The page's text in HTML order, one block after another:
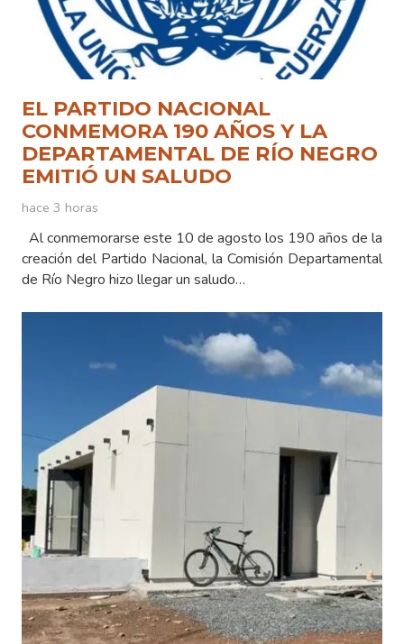
EL PARTIDO NACIONAL
CONMEMORA 190 AÑOS Y LA
DEPARTAMENTAL DE RÍO NEGRO
EMITIÓ UN SALUDO
hace 3 horas
Al conmemorarse este 10 de agosto los 190 años de la
creación del Partido Nacional, la Comisión Departamental
de Río Negro hizo llegar un saludo…